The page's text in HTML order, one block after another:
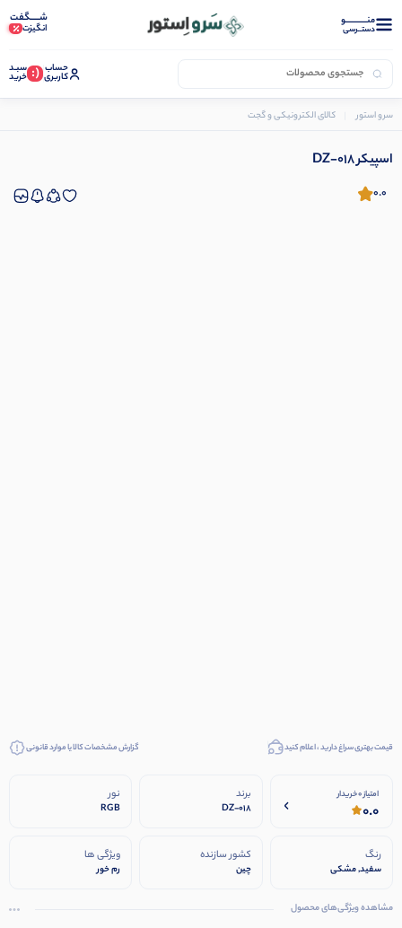
منــــــــــــو
دستــرسی
شـــــگفت
انگیزت
حساب
کاربری (: سبـد
خرید
سرو استور کالای الکترونیکی و گجت
اسپیکر DZ-018
0.0
قیمت بهتری سراغ دارید ، اعلام کنید گزارش مشخصات کالا یا موارد قانونی
امتیاز 0 خریدار
0.0
برند
DZ-018
نور
RGB
رنگ
سفید, مشکی
کشور سازنده
چین
ویژگی ها
رم خور
مشاهده ویژگی‌های محصول